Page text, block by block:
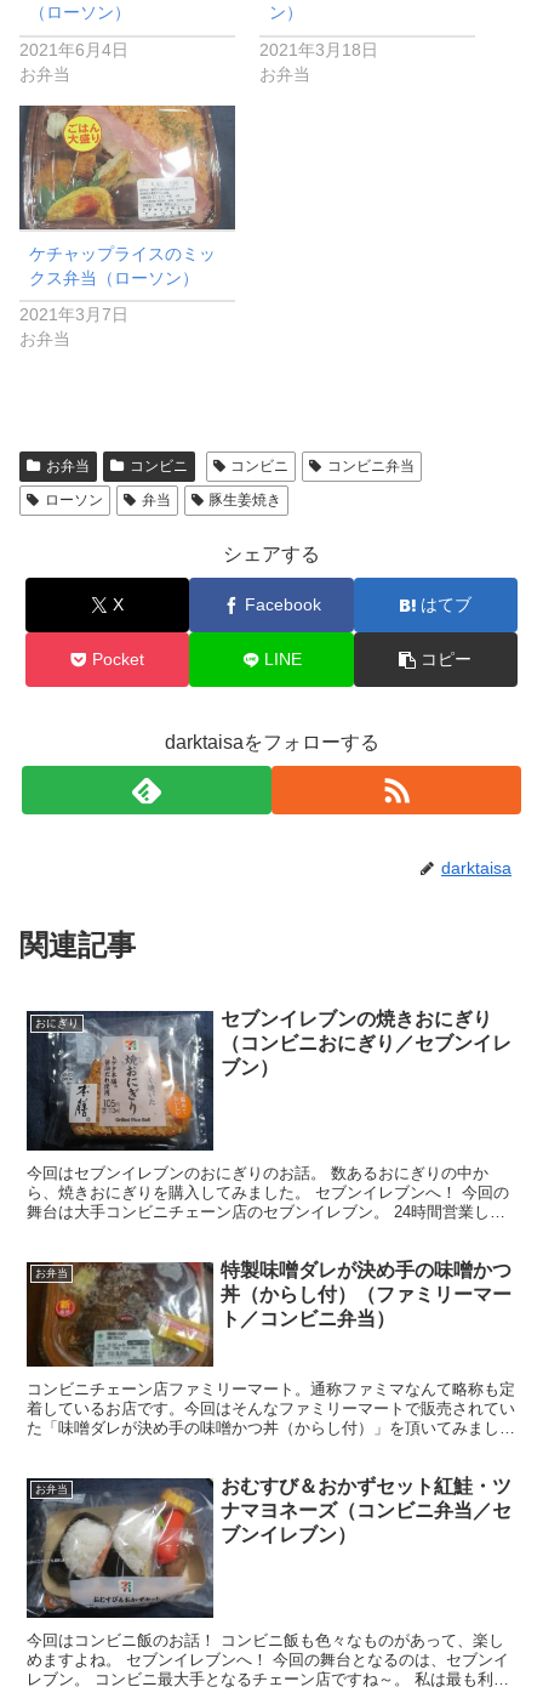
（ローソン）
2021年6月4日
お弁当
ン）
2021年3月18日
お弁当
ケチャップライスのミッ
クス弁当（ローソン）
2021年3月7日
お弁当
お弁当 コンビニ コンビニ
コンビニ弁当
ローソン
弁当 豚生姜焼き
シェアする
X Facebook はてブ
Pocket LINE コピー
darktaisaをフォローする
darktaisa
関連記事
おにぎり
セブンイレブンの焼きおにぎり
（コンビニおにぎり／セブンイレ
ブン）
今回はセブンイレブンのおにぎりのお話。 数あるおにぎりの中か
ら、焼きおにぎりを購入してみました。 セブンイレブンへ！ 今回の
舞台は大手コンビニチェーン店のセブンイレブン。 24時間営業して
お弁当
特製味噌ダレが決め手の味噌かつ
丼（からし付）（ファミリーマー
ト／コンビニ弁当）
コンビニチェーン店ファミリーマート。通称ファミマなんて略称も定
着しているお店です。今回はそんなファミリーマートで販売されてい
た「味噌ダレが決め手の味噌かつ丼（からし付）」を頂いてみまし
お弁当
おむすび＆おかずセット紅鮭・ツ
ナマヨネーズ（コンビニ弁当／セ
ブンイレブン）
今回はコンビニ飯のお話！ コンビニ飯も色々なものがあって、楽し
めますよね。 セブンイレブンへ！ 今回の舞台となるのは、セブンイ
レブン。 コンビニ最大手となるチェーン店ですね～。 私は最も利用